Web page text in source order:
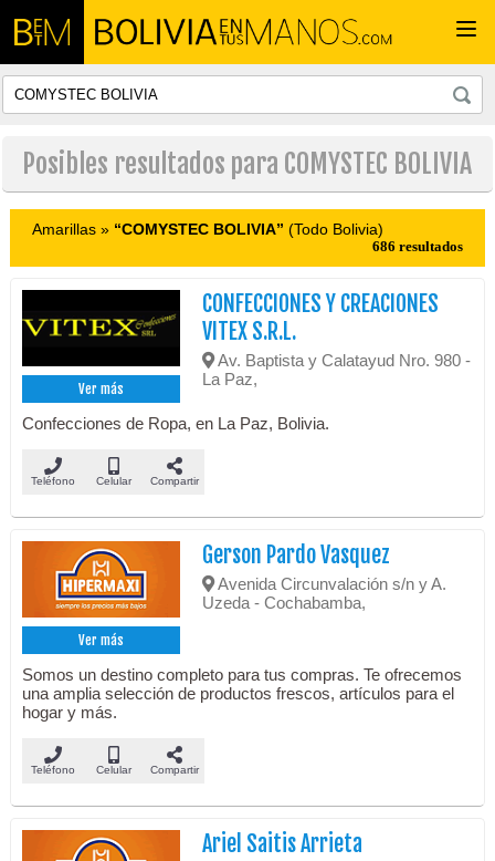
Posibles resultados para COMYSTEC BOLIVIA
Amarillas » “COMYSTEC BOLIVIA” (Todo Bolivia)
686 resultados
Ver más
CONFECCIONES Y CREACIONES
VITEX S.R.L.
Av. Baptista y Calatayud Nro. 980 -
La Paz,
Confecciones de Ropa, en La Paz, Bolivia.
Teléfono Celular Compartir
Ver más
Gerson Pardo Vasquez
Avenida Circunvalación s/n y A.
Uzeda - Cochabamba,
Somos un destino completo para tus compras. Te ofrecemos
una amplia selección de productos frescos, artículos para el
hogar y más.
Teléfono Celular Compartir
Ariel Saitis Arrieta